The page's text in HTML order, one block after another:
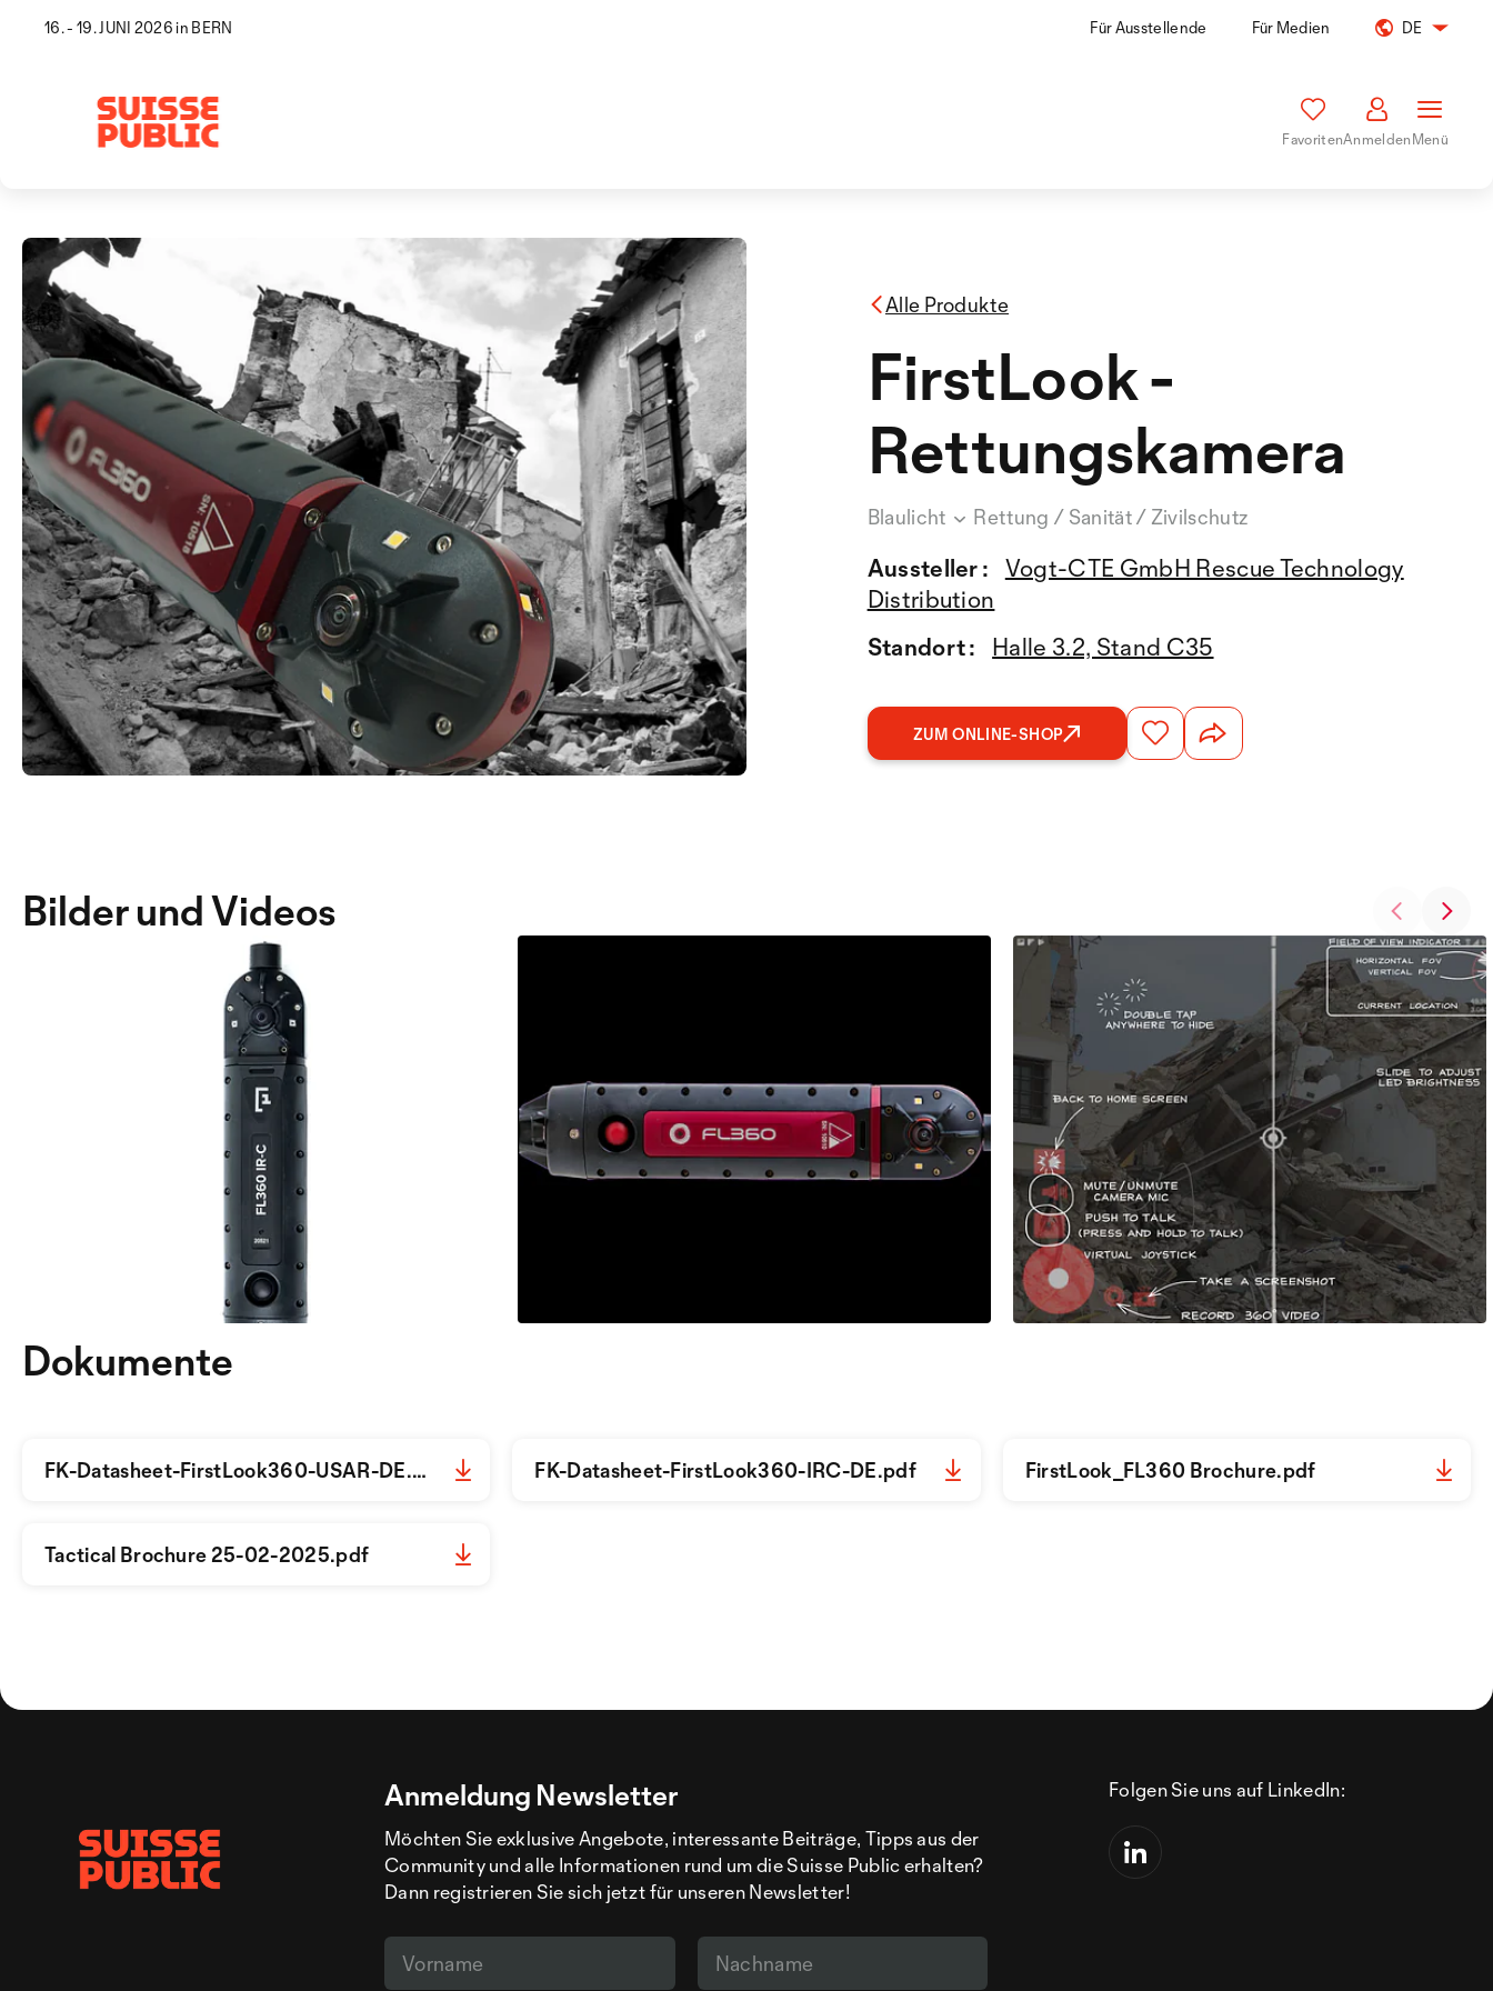
16. - 19. JUNI 2026 in BERN Für Ausstellende Für Medien DE
FavoritenAnmeldenMenü
Alle Produkte
FirstLook -
Rettungskamera
Blaulicht Rettung / Sanität / Zivilschutz
Aussteller :
Vogt-CTE GmbH Rescue Technology
Distribution
Standort :
Halle 3.2, Stand C35
ZUM ONLINE-SHOP
Bilder und Videos
Dokumente
FK-Datasheet-FirstLook360-USAR-DE.pdf FK-Datasheet-FirstLook360-IRC-DE.pdf FirstLook_FL360 Brochure.pdf
Tactical Brochure 25-02-2025.pdf
Anmeldung Newsletter
Möchten Sie exklusive Angebote, interessante Beiträge, Tipps aus der
Community und alle Informationen rund um die Suisse Public erhalten?
Dann registrieren Sie sich jetzt für unseren Newsletter!
Folgen Sie uns auf LinkedIn: